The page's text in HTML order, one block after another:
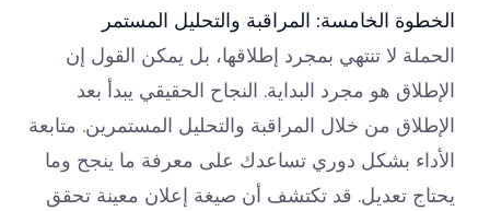
الخطوة الخامسة: المراقبة والتحليل المستمر
الحملة لا تنتهي بمجرد إطلاقها، بل يمكن القول إن
الإطلاق هو مجرد البداية. النجاح الحقيقي يبدأ بعد
الإطلاق من خلال المراقبة والتحليل المستمرين. متابعة
الأداء بشكل دوري تساعدك على معرفة ما ينجح وما
يحتاج تعديل. قد تكتشف أن صيغة إعلان معينة تحقق